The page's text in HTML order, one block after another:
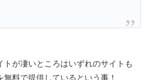
トが凄いところはいずれのサイトも
無料で提供しているという事！